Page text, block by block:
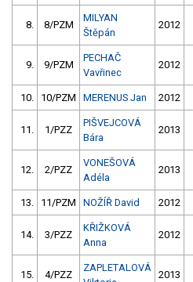
8. 8/PZM
MILYAN
Štěpán
2012
9. 9/PZM
PECHAČ
Vavřinec
2012
10. 10/PZM MERENUS Jan 2012
11. 1/PZZ
PIŠVEJCOVÁ
Bára
2013
12. 2/PZZ
VONEŠOVÁ
Adéla
2013
13. 11/PZM NOŽÍŘ David 2012
14. 3/PZZ
KŘIŽKOVÁ
Anna
2012
15. 4/PZZ
ZAPLETALOVÁ
2013